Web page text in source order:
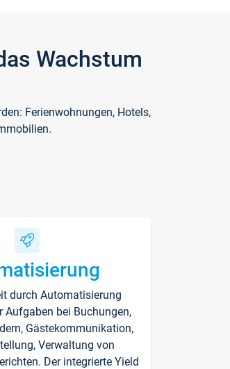
Wachstum
Ferienwohnungen, Hotels,
durch Automatisierung
bei Buchungen,
Gästekommunikation,
Verwaltung von
Der integrierte Yield